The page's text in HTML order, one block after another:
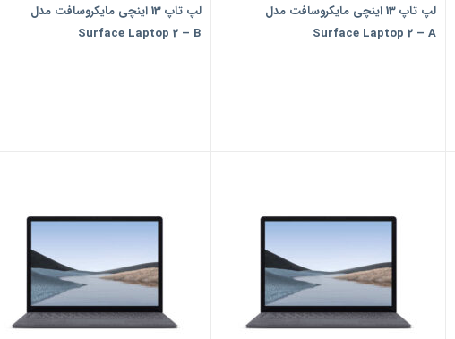
لپ تاپ 13 اینچی مایکروسافت مدل
Surface Laptop 2 – A
لپ تاپ 13 اینچی مایکروسافت مدل
Surface Laptop 2 – B